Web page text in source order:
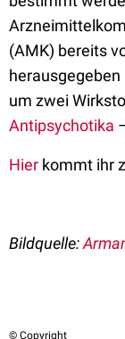
(AMK) bereits
herausgegeben
um zwei
Antipsychotika
Hier kommt ihr
Bildquelle:
© Copyright